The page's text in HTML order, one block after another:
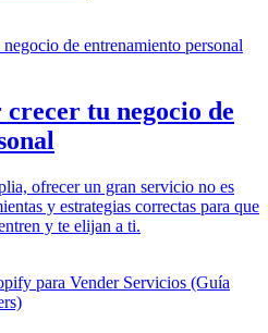
tu negocio de
ofrecer un gran servicio no es
y estrategias correctas para que
y te elijan a ti.